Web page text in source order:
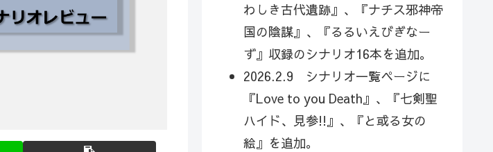
わしき古代遺跡』、『ナチス邪神帝
国の陰謀』、『るるいえびぎなー
ず』収録のシナリオ16本を追加。
2026.2.9 シナリオ一覧ページに
『Love to you Death』、『七剣聖
ハイド、見参!!』、『と或る女の
絵』を追加。